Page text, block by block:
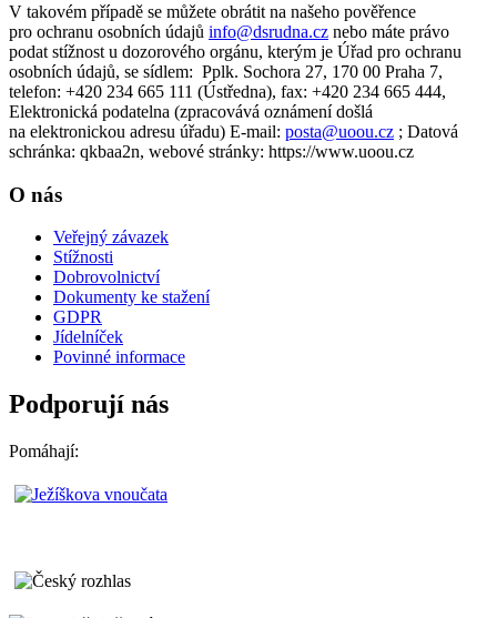
V takovém případě se můžete obrátit na našeho pověřence
pro ochranu osobních údajů info@dsrudna.cz nebo máte právo
podat stížnost u dozorového orgánu, kterým je Úřad pro ochranu
osobních údajů, se sídlem: Pplk. Sochora 27, 170 00 Praha 7,
telefon: +420 234 665 111 (Ústředna), fax: +420 234 665 444,
Elektronická podatelna (zpracovává oznámení došlá
na elektronickou adresu úřadu) E-mail: posta@uoou.cz ; Datová
schránka: qkbaa2n, webové stránky: https://www.uoou.cz
O nás
Veřejný závazek
Stížnosti
Dobrovolnictví
Dokumenty ke stažení
GDPR
Jídelníček
Povinné informace
Podporují nás
Pomáhají: